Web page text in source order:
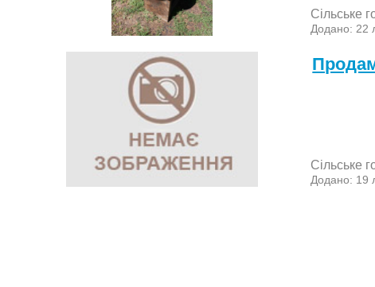
Сільське
Додано: 22
Сільське
Додано: 19